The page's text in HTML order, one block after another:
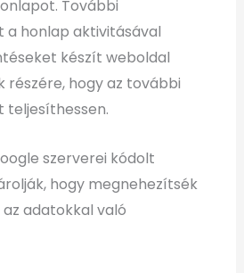
További
a honlap aktivitásával
készít weboldal
részére, hogy az további
teljesíthessen.
szerverei kódolt
hogy megnehezítsék
adatokkal való